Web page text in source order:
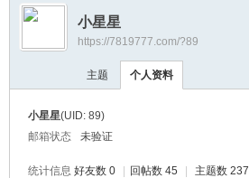
›
小星星
https://7819777.com/?89
主题 个人资料
小星星(UID: 89)
邮箱状态
未验证
统计信息 好友数 0 回帖数 45 主题数 237